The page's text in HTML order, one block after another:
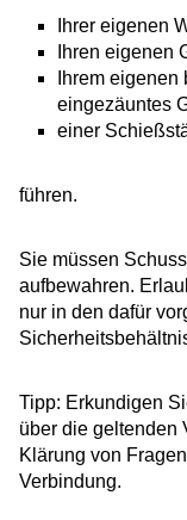
Ihrer eigenen
Ihren eigenen
Ihrem
eingezäuntes
einer
führen.
Sie müssen
aufbewahren.
nur in den dafür
Tipp: Erkundigen
über die geltenden
Klärung von
Verbindung.